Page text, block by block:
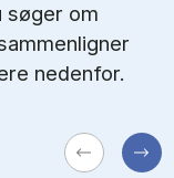
søger om
nedenfor.